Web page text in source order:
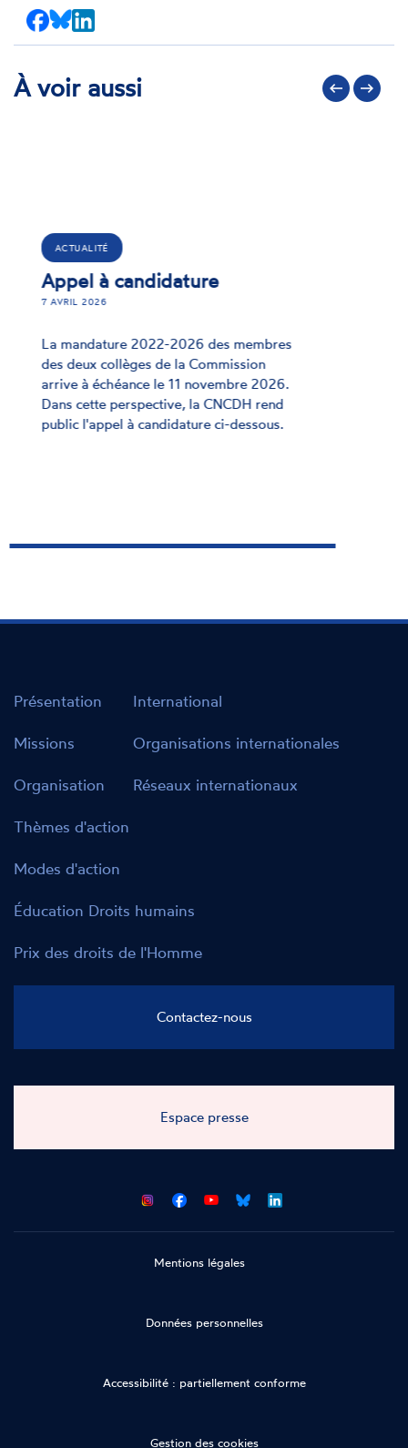
Facebook
Bluesky
À voir aussi
la CNCDH, Institution indépendante de
Présentation
Missions
Organisation
Thèmes d'action
Modes d'action
International
Organisations internationales
Réseaux internationaux
Éducation Droits humains
Prix des droits de l'Homme
Contactez-nous
Espace presse
CNCDHCNCDHCNCDHCNCDH
Mentions légales
Données personnelles
Accessibilité : partiellement conforme
Gestion des cookies